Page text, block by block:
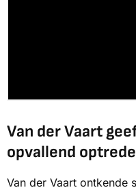
Van der Vaart
opvallend
Van der Vaart ontkende